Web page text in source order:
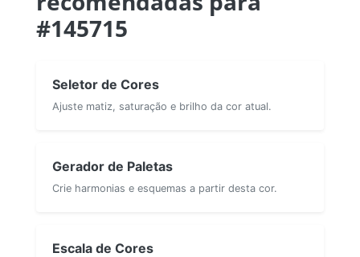
#145715
Seletor de Cores
Ajuste matiz, saturação e brilho da cor atual.
Gerador de Paletas
Crie harmonias e esquemas a partir desta cor.
Escala de Cores